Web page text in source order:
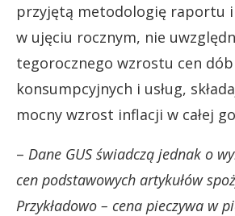
przyjętą metodologię raportu i
w ujęciu rocznym, nie
tegorocznego wzrostu cen
konsumpcyjnych i usług,
mocny wzrost inflacji w całej
– Dane GUS świadczą jednak o
cen podstawowych artykułów
Przykładowo – cena pieczywa w